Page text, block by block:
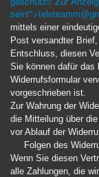
sein!">
mittels einer
Post versandter
Entschluss, diesen
Sie können dafür das
Widerrufsformular
vorgeschrieben ist.
Zur Wahrung der
die Mitteilung über
vor Ablauf der
Folgen des
Wenn Sie diesen
alle Zahlungen, die